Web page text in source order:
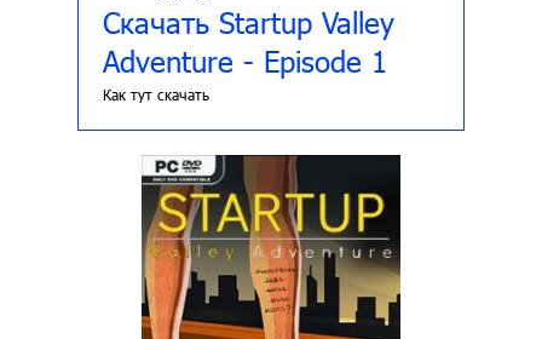
Скачать Startup Valley
Adventure - Episode 1
Как тут скачать